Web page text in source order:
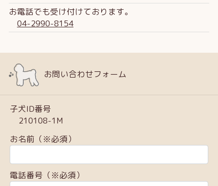
お電話でも受け付けております。
04-2990-8154
お問い合わせフォーム
子犬ID番号
210108-1M
お名前（※必須）
電話番号（※必須）